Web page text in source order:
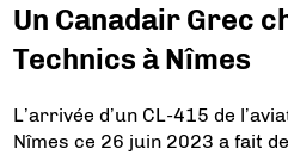
Un Canadair Grec
Technics à Nîmes
L’arrivée d’un CL-415 de
Nîmes ce 26 juin 2023 a fait